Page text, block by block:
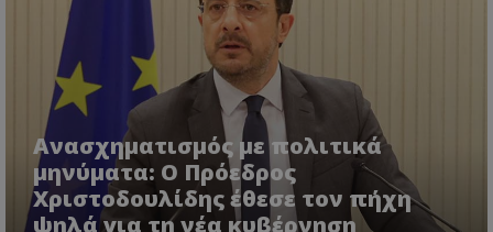
Ανασχηματισμός με πολιτικά
μηνύματα: Ο Πρόεδρος
Χριστοδουλίδης έθεσε τον πήχη
ψηλά για τη νέα κυβέρνηση